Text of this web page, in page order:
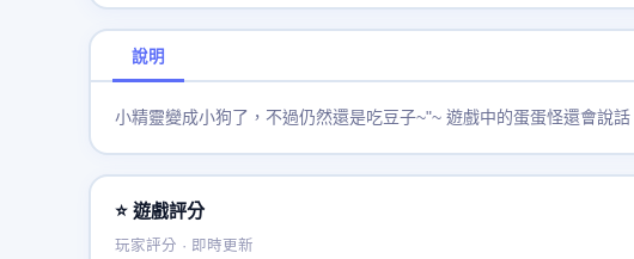
說明
小精靈變成小狗了，不過仍然還是吃豆子~"~ 遊戲中的蛋蛋怪還會說
⭐ 遊戲評分
玩家評分 · 即時更新